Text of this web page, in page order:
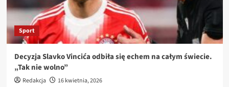
Sport
Decyzja Slavko Vincića odbiła się echem na całym świecie.
„Tak nie wolno”
Redakcja 16 kwietnia, 2026